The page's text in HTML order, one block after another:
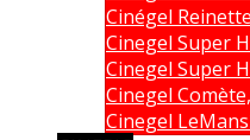
Cinégel
Cinegel Super
Cinegel Super
Cinegel
Cinegel